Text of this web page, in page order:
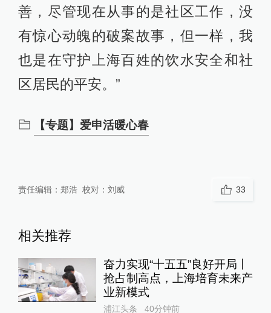
善，尽管现在从事的是社区工作，没
有惊心动魄的破案故事，但一样，我
也是在守护上海百姓的饮水安全和社
区居民的平安。”
【专题】爱申活暖心春
责任编辑： 郑浩 校对： 刘威 33
相关推荐
奋力实现“十五五”良好开局丨
抢占制高点，上海培育未来产
业新模式
浦江头条 40分钟前